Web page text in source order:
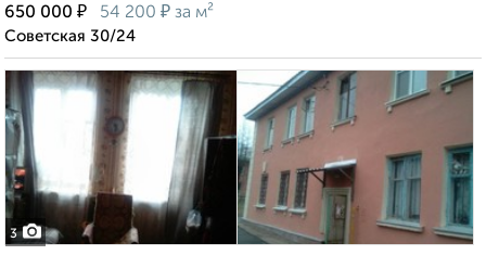
650 000 ₽ 54 200 ₽ за м²
Советская 30/24
3